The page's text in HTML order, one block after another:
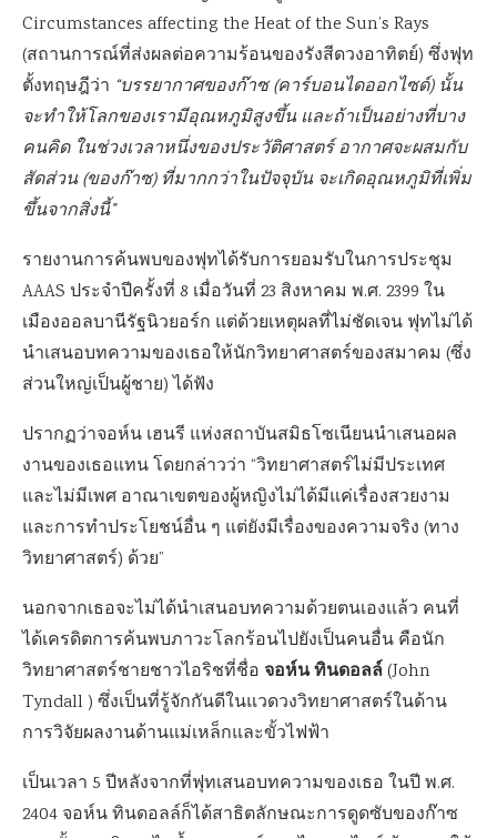
Circumstances affecting the Heat of the Sun’s Rays
(สถานการณ์ที่ส่งผลต่อความร้อนของรังสีดวงอาทิตย์) ซึ่งฟุท
ตั้งทฤษฎีว่า “บรรยากาศของก๊าซ (คาร์บอนไดออกไซด์) นั้น
จะทำให้โลกของเรามีอุณหภูมิสูงขึ้น และถ้าเป็นอย่างที่บาง
คนคิด ในช่วงเวลาหนึ่งของประวัติศาสตร์ อากาศจะผสมกับ
สัดส่วน (ของก๊าซ) ที่มากกว่าในปัจจุบัน จะเกิดอุณหภูมิที่เพิ่ม
ขึ้นจากสิ่งนี้”
รายงานการค้นพบของฟุทได้รับการยอมรับในการประชุม
AAAS ประจำปีครั้งที่ 8 เมื่อวันที่ 23 สิงหาคม พ.ศ. 2399 ใน
เมืองออลบานีรัฐนิวยอร์ก แต่ด้วยเหตุผลที่ไม่ชัดเจน ฟุทไม่ได้
นำเสนอบทความของเธอให้นักวิทยาศาสตร์ของสมาคม (ซึ่ง
ส่วนใหญ่เป็นผู้ชาย) ได้ฟัง
ปรากฏว่าจอห์น เฮนรี แห่งสถาบันสมิธโซเนียนนำเสนอผล
งานของเธอแทน โดยกล่าวว่า “วิทยาศาสตร์ไม่มีประเทศ
และไม่มีเพศ อาณาเขตของผู้หญิงไม่ได้มีแค่เรื่องสวยงาม
และการทำประโยชน์อื่น ๆ แต่ยังมีเรื่องของความจริง (ทาง
วิทยาศาสตร์) ด้วย”
นอกจากเธอจะไม่ได้นำเสนอบทความด้วยตนเองแล้ว คนที่
ได้เครดิตการค้นพบภาวะโลกร้อนไปยังเป็นคนอื่น คือนัก
วิทยาศาสตร์ชายชาวไอริชที่ชื่อ จอห์น ทินดอลล์(John
Tyndall ) ซึ่งเป็นที่รู้จักกันดีในแวดวงวิทยาศาสตร์ในด้าน
การวิจัยผลงานด้านแม่เหล็กและขั้วไฟฟ้า
เป็นเวลา 5 ปีหลังจากที่ฟุทเสนอบทความของเธอ ในปี พ.ศ.
2404 จอห์น ทินดอลล์ก็ได้สาธิตลักษณะการดูดซับของก๊าซ